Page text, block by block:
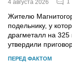
4 августа 2026 1
Жителю
подельнику, у
драгметалл на 325
утвердили
ПЕРЕД ФАКТОМ